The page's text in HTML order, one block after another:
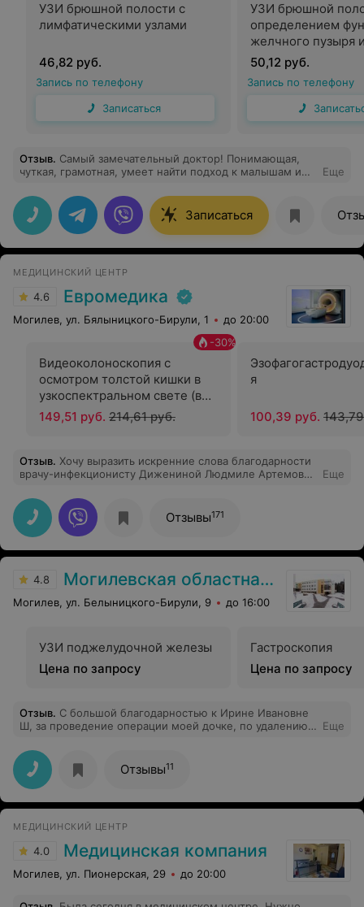
УЗИ брюшной полости с
лимфатическими узлами
46,82 руб.
Запись по телефону
Записаться
УЗИ брюшной
определением
желчного пузыря
лимфатическими
50,12 руб.
Запись по телефону
Отзыв. Самый замечательный доктор! Понимающая,
чуткая, грамотная, умеет найти подход к малышам и
Спасибо большое за Вашу работу!
Еще
Записаться
МЕДИЦИНСКИЙ ЦЕНТР
4.6 Евромедика
Могилев, ул. Бялыницкого-Бирули, 1 до 20:00
Видеоколоноскопия с
осмотром толстой кишки в
узкоспектральном свете (в
режиме nbi)
-30%
149,51 руб. 214,61 руб.
я
100,39 руб.
Отзыв. Хочу выразить искренние слова благодарности
врачу-инфекционисту Дижениной Людмиле Артемовне
Благодаря назначенному лечению и проведенной
диагностике, самочувствие значительно улучшилось,
что также свидетельствуют результаты анализов.
Еще
Отзывы171
4.8 Могилевская областная детская больница
Могилев, ул. Белыницкого-Бирули, 9 до 16:00
УЗИ поджелудочной железы
Цена по запросу
Гастроскопия
Цена по запросу
Отзыв. С большой благодарностью к Ирине Ивановне
Ш, за проведение операции моей дочке, по удалению
Еще
Отзывы11
МЕДИЦИНСКИЙ ЦЕНТР
4.0 Медицинская компания
Могилев, ул. Пионерская, 29 до 20:00